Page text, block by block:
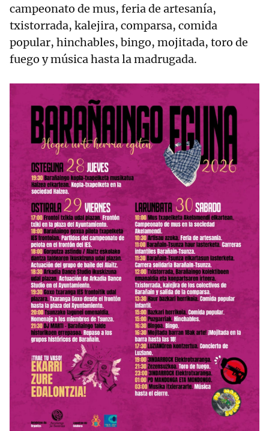
campeonato de mus, feria de artesanía,
txistorrada, kalejira, comparsa, comida
popular, hinchables, bingo, mojitada, toro de
fuego y música hasta la madrugada.